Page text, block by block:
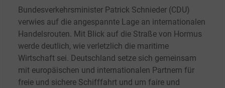
Bundesverkehrsminister Patrick Schnieder (CDU)
verwies auf die angespannte Lage an internationalen
Handelsrouten. Mit Blick auf die Straße von Hormus
werde deutlich, wie verletzlich die maritime
Wirtschaft sei. Deutschland setze sich gemeinsam
mit europäischen und internationalen Partnern für
freie und sichere Schifffahrt und um faire und